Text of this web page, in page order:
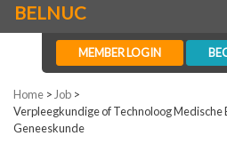
BELNUC
MEMBER LOGIN
Home > Job >
Verpleegkundige of Technoloog
Geneeskunde